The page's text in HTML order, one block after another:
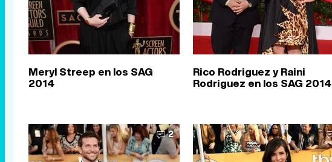
Meryl Streep en los SAG
2014
Rico Rodriguez y Raini
Rodriguez en los SAG 2014
2